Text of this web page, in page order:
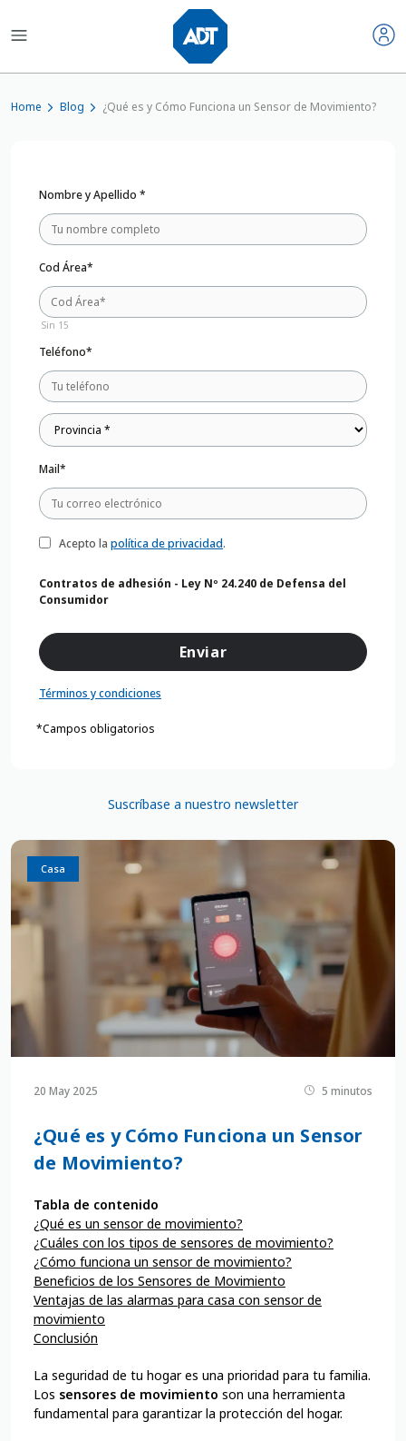
Home Blog ¿Qué es y Cómo Funciona un Sensor de Movimiento?
Nombre y Apellido *
Cod Área*
Sin 15
Teléfono*
Mail*
Acepto la política de privacidad.
Contratos de adhesión - Ley Nº 24.240 de Defensa del
Consumidor
Términos y condiciones
*Campos obligatorios
Suscríbase a nuestro newsletter
Casa
20 May 2025 5 minutos
¿Qué es y Cómo Funciona un Sensor
de Movimiento?
Tabla de contenido
¿Qué es un sensor de movimiento?
¿Cuáles con los tipos de sensores de movimiento?
¿Cómo funciona un sensor de movimiento?
Beneficios de los Sensores de Movimiento
Ventajas de las alarmas para casa con sensor de
movimiento
Conclusión
La seguridad de tu hogar es una prioridad para tu familia.
Los sensores de movimiento son una herramienta
fundamental para garantizar la protección del hogar.